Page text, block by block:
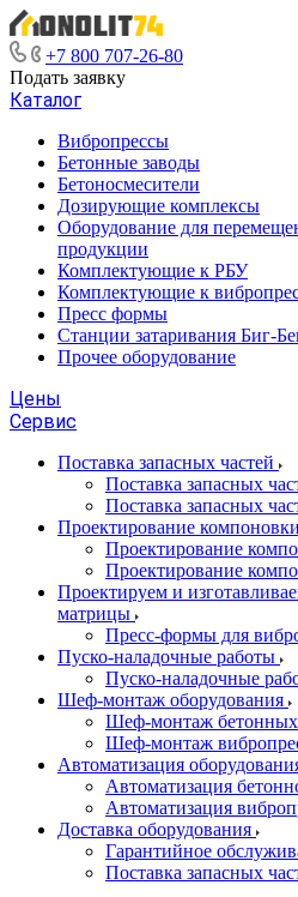
+7 800 707-26-80
Подать заявку
Каталог
Вибропрессы
Бетонные заводы
Бетоносмесители
Дозирующие комплексы
Оборудование для
продукции
Комплектующие к РБУ
Комплектующие к
Пресс формы
Станции затаривания Биг-
Прочее оборудование
Цены
Сервис
Поставка запасных частей
Поставка запасных
Поставка запасных
Проектирование компоновки
Проектирование
Проектирование
Проектируем и
матрицы
Пресс-формы для
Пуско-наладочные работы
Пуско-наладочные
Шеф-монтаж оборудования
Шеф-монтаж бетонных
Шеф-монтаж
Автоматизация
Автоматизация
Автоматизация
Доставка оборудования
Гарантийное
Поставка запасных